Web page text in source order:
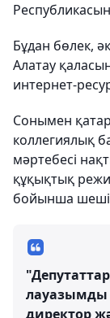
Бұдан бөлек,
Алатау
интернет-
Сонымен
коллегиялық
мәртебесі
құқықтық
бойынша
лауазымды
директор